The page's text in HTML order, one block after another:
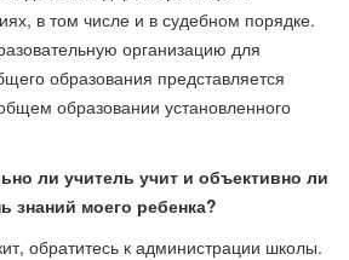
в том числе и в судебном порядке.
организацию для
образования представляется
образовании установленного
ли учитель учит и объективно ли
знаний моего ребенка?
обратитесь к администрации школы.